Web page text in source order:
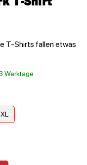
T-Shirt
T-Shirts fallen etwas
Werktage